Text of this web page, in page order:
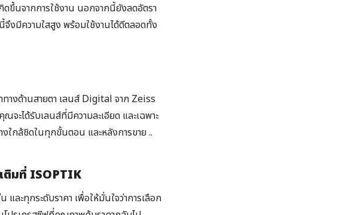
ขึ้นจากการใช้งาน นอกจากนี้ยังลดอัตรา
งมีความใสสูง พร้อมใช้งานได้ดีตลอดทั้ง
งด้านสายตา เลนส์ Digital จาก Zeiss
คุณจะได้รับเลนส์ที่มีความละเอียด และเฉพาะ
ใกล้ชิดในทุกขั้นตอน และหลังการขาย ..
ติมที่ ISOPTIK
ละทุกระดับราคา เพื่อให้มั่นใจว่าการเลือก